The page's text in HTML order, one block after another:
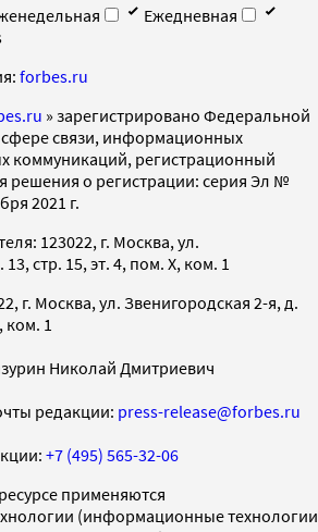
Ежедневная
forbes.ru
» зарегистрировано Федеральной
связи, информационных
коммуникаций, регистрационный
решения о регистрации: серия Эл №
2021 г.
123022, г. Москва, ул.
стр. 15, эт. 4, пом. X, ком. 1
г. Москва, ул. Звенигородская 2-я, д.
ком. 1
Николай Дмитриевич
редакции: press-release@forbes.ru
+7 (495) 565-32-06
применяются
(информационные технологии